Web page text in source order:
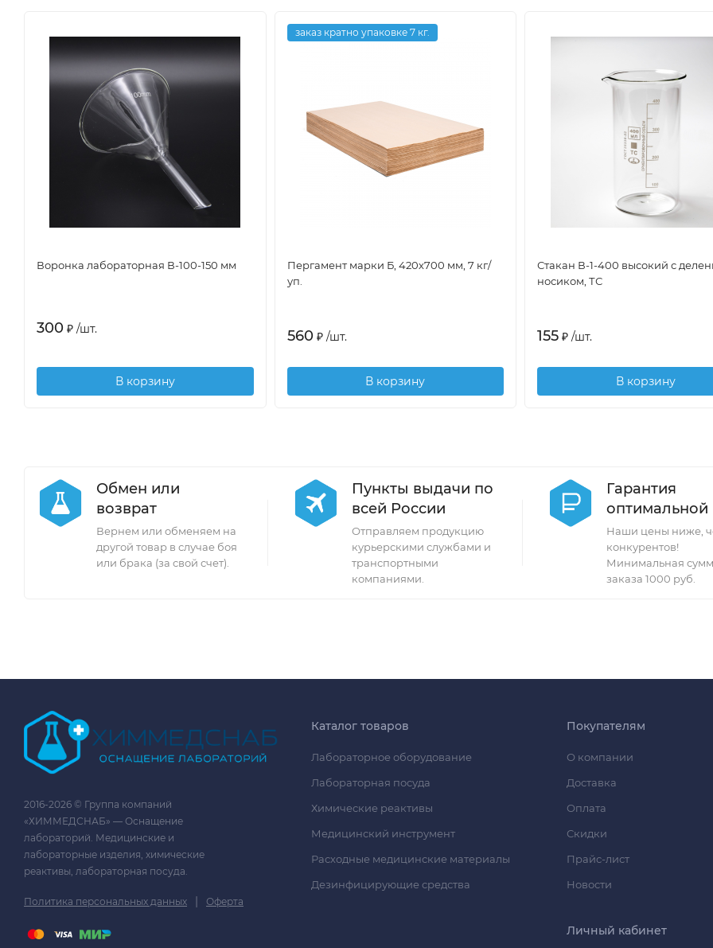
Воронка лабораторная В-100-150 мм
300 ₽ /шт.
В корзину
заказ кратно упаковке 7 кг.
Пергамент марки Б, 420х700 мм, 7 кг/
уп.
560 ₽ /шт.
В корзину
Стакан В-1-400 высокий с
носиком, ТС
155 ₽ /шт.
В корзину
Обмен или
возврат
Вернем или обменяем на
другой товар в случае боя
или брака (за свой счет).
Пункты выдачи по
всей России
Отправляем продукцию
курьерскими службами и
транспортными
компаниями.
Гарантия
Наши цены ниже,
конкурентов!
Минимальная
заказа 1000 руб.
2016-2026 © Группа компаний
«ХИММЕДСНАБ» — Оснащение
лабораторий. Медицинские и
лабораторные изделия, химические
реактивы, лабораторная посуда.
Политика персональных данных | Оферта
Каталог товаров
Лабораторное оборудование
Лабораторная посуда
Химические реактивы
Медицинский инструмент
Расходные медицинские материалы
Дезинфицирующие средства
Покупателям
О компании
Доставка
Оплата
Скидки
Прайс-лист
Новости
Личный кабинет